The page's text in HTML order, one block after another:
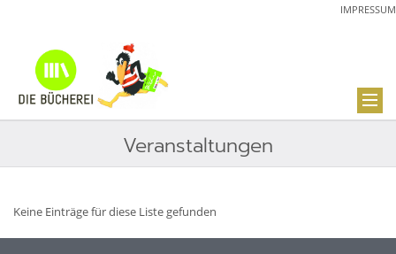
IMPRESSUM
Veranstaltungen
Keine Einträge für diese Liste gefunden